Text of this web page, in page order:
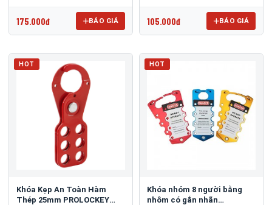
175.000đ BÁO GIÁ 105.000đ BÁO GIÁ
HOT
Khóa Kẹp An Toàn Hàm
Thép 25mm PROLOCKEY
HOT
Khóa nhóm 8 người bằng
nhôm có gắn nhãn